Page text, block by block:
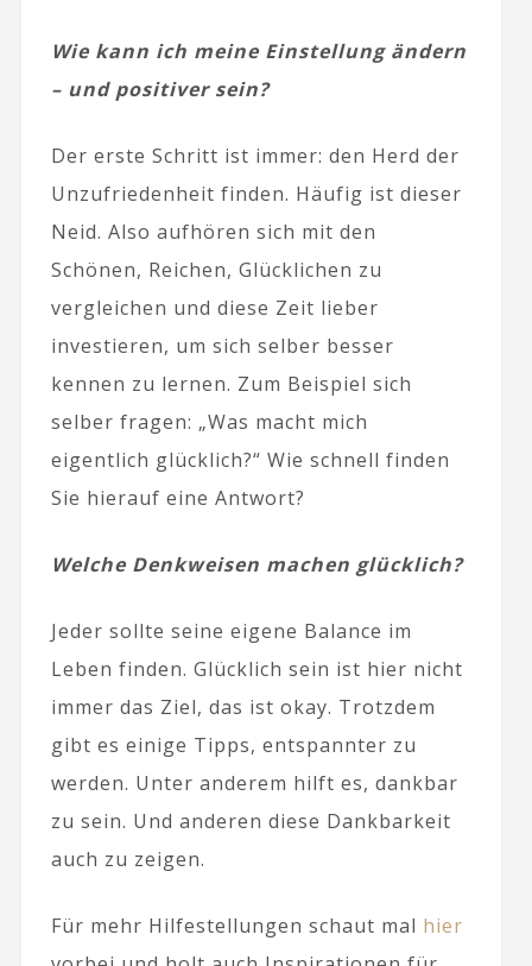
Wie kann ich meine Einstellung ändern
– und positiver sein?
Der erste Schritt ist immer: den Herd der
Unzufriedenheit finden. Häufig ist dieser
Neid. Also aufhören sich mit den
Schönen, Reichen, Glücklichen zu
vergleichen und diese Zeit lieber
investieren, um sich selber besser
kennen zu lernen. Zum Beispiel sich
selber fragen: „Was macht mich
eigentlich glücklich?“ Wie schnell finden
Sie hierauf eine Antwort?
Welche Denkweisen machen glücklich?
Jeder sollte seine eigene Balance im
Leben finden. Glücklich sein ist hier nicht
immer das Ziel, das ist okay. Trotzdem
gibt es einige Tipps, entspannter zu
werden. Unter anderem hilft es, dankbar
zu sein. Und anderen diese Dankbarkeit
auch zu zeigen.
Für mehr Hilfestellungen schaut mal hier